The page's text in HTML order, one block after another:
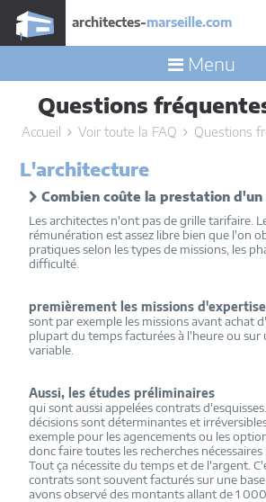
architectes-marseille.com
Menu
Questions
Accueil Voir toute la FAQ Questions
L'architecture
Combien coûte la prestation
Les architectes n'ont pas de grille tarifaire.
rémunération est assez libre bien que l'on
pratiques selon les types de missions, les
difficulté.
premièrement les missions
sont par exemple les missions avant achat
plupart du temps facturées à l'heure ou sur
variable.
Aussi, les études préliminaires
qui sont aussi appelées contrats
décisions sont déterminantes et
exemple pour les agencements ou les
donc faire toutes les recherches nécessaires
Tout ça nécessite du temps et de l'argent.
contrats sont souvent facturés sur une
avons observé des montants allant de 1